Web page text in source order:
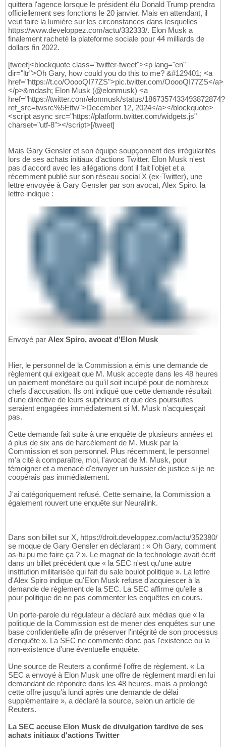
quittera l'agence lorsque le président élu Donald Trump prendra
officiellement ses fonctions le 20 janvier. Mais en attendant, il
veut faire la lumière sur les circonstances dans lesquelles
https://www.developpez.com/actu/332333/. Elon Musk a
finalement racheté la plateforme sociale pour 44 milliards de
dollars fin 2022.
[tweet]<blockquote class="twitter-tweet"><p lang="en"
dir="ltr">Oh Gary, how could you do this to me? &#129401; <a
href="https://t.co/OoooQI77ZS">pic.twitter.com/OoooQI77ZS</a>
</p>&mdash; Elon Musk (@elonmusk) <a
href="https://twitter.com/elonmusk/status/1867357433493872874?
ref_src=twsrc%5Etfw">December 12, 2024</a></blockquote>
<script async src="https://platform.twitter.com/widgets.js"
charset="utf-8"></script>[/tweet]
Mais Gary Gensler et son équipe soupçonnent des irrégularités
lors de ses achats initiaux d'actions Twitter. Elon Musk n'est
pas d'accord avec les allégations dont il fait l'objet et a
récemment publié sur son réseau social X (ex-Twitter), une
lettre envoyée à Gary Gensler par son avocat, Alex Spiro. la
lettre indique :
Envoyé par Alex Spiro, avocat d'Elon Musk
Hier, le personnel de la Commission a émis une demande de
règlement qui exigeait que M. Musk accepte dans les 48 heures
un paiement monétaire ou qu'il soit inculpé pour de nombreux
chefs d'accusation. Ils ont indiqué que cette demande résultait
d'une directive de leurs supérieurs et que des poursuites
seraient engagées immédiatement si M. Musk n'acquiesçait
pas.
Cette demande fait suite à une enquête de plusieurs années et
à plus de six ans de harcèlement de M. Musk par la
Commission et son personnel. Plus récemment, le personnel
m'a cité à comparaître, moi, l'avocat de M. Musk, pour
témoigner et a menacé d'envoyer un huissier de justice si je ne
coopérais pas immédiatement.
J'ai catégoriquement refusé. Cette semaine, la Commission a
également rouvert une enquête sur Neuralink.
Dans son billet sur X, https://droit.developpez.com/actu/352380/
se moque de Gary Gensler en déclarant : « Oh Gary, comment
as-tu pu me faire ça ? ». Le magnat de la technologie avait écrit
dans un billet précédent que « la SEC n'est qu'une autre
institution militarisée qui fait du sale boulot politique ». La lettre
d'Alex Spiro indique qu'Elon Musk refuse d'acquiescer à la
demande de règlement de la SEC. La SEC affirme qu'elle a
pour politique de ne pas commenter les enquêtes en cours.
Un porte-parole du régulateur a déclaré aux médias que « la
politique de la Commission est de mener des enquêtes sur une
base confidentielle afin de préserver l'intégrité de son processus
d'enquête ». La SEC ne commente donc pas l'existence ou la
non-existence d'une éventuelle enquête.
Une source de Reuters a confirmé l'offre de règlement. « La
SEC a envoyé à Elon Musk une offre de règlement mardi en lui
demandant de répondre dans les 48 heures, mais a prolongé
cette offre jusqu'à lundi après une demande de délai
supplémentaire », a déclaré la source, selon un article de
Reuters.
La SEC accuse Elon Musk de divulgation tardive de ses
achats initiaux d'actions Twitter